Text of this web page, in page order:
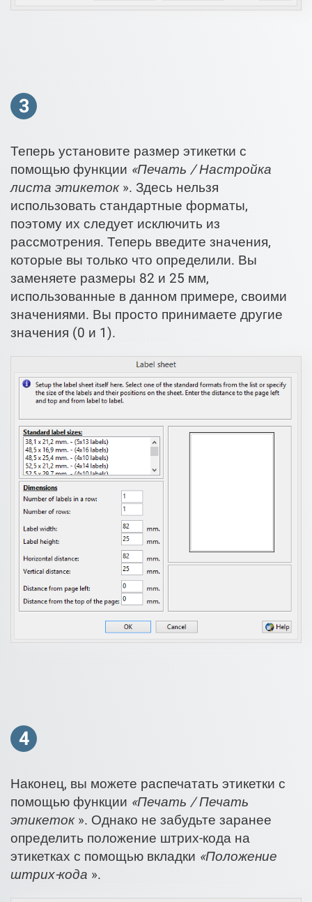
3
Теперь установите размер этикетки с
помощью функции «Печать / Настройка
листа этикеток». Здесь нельзя
использовать стандартные форматы,
поэтому их следует исключить из
рассмотрения. Теперь введите значения,
которые вы только что определили. Вы
заменяете размеры 82 и 25 мм,
использованные в данном примере, своими
значениями. Вы просто принимаете другие
значения (0 и 1).
4
Наконец, вы можете распечатать этикетки с
помощью функции «Печать / Печать
этикеток». Однако не забудьте заранее
определить положение штрих-кода на
этикетках с помощью вкладки «Положение
штрих-кода ».